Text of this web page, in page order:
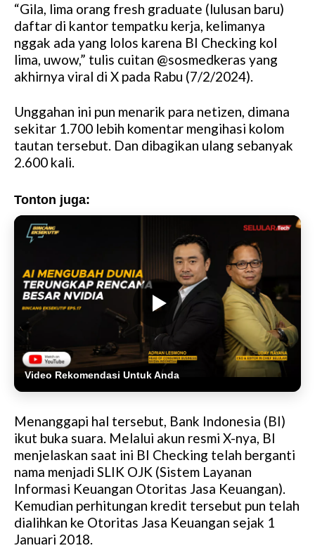
e
“Gila, lima orang fresh graduate (lulusan baru)
daftar di kantor tempatku kerja, kelimanya
nggak ada yang lolos karena BI Checking kol
lima, uwow,” tulis cuitan @sosmedkeras yang
akhirnya viral di X pada Rabu (7/2/2024).
Unggahan ini pun menarik para netizen, dimana
sekitar 1.700 lebih komentar mengihasi kolom
tautan tersebut. Dan dibagikan ulang sebanyak
2.600 kali.
Tonton juga:
Video Rekomendasi Untuk Anda
Menanggapi hal tersebut, Bank Indonesia (BI)
ikut buka suara. Melalui akun resmi X-nya, BI
menjelaskan saat ini BI Checking telah berganti
nama menjadi SLIK OJK (Sistem Layanan
Informasi Keuangan Otoritas Jasa Keuangan).
Kemudian perhitungan kredit tersebut pun telah
dialihkan ke Otoritas Jasa Keuangan sejak 1
Januari 2018.